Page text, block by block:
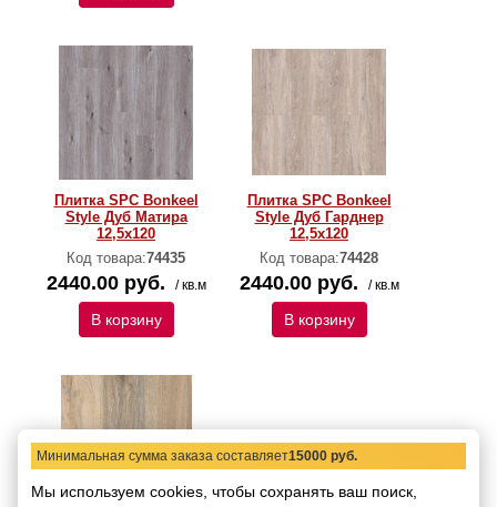
Плитка SPC Bonkeel
Style Дуб Матира
12,5х120
Код товара:74435
2440.00 руб. / кв.м
В корзину
Плитка SPC Bonkeel
Style Дуб Гарднер
12,5х120
Код товара:74428
2440.00 руб. / кв.м
В корзину
Минимальная сумма заказа составляет15000 руб.
Мы используем cookies, чтобы сохранять ваш поиск,